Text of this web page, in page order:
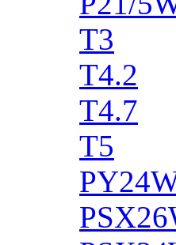
T3
T4.2
T4.7
T5